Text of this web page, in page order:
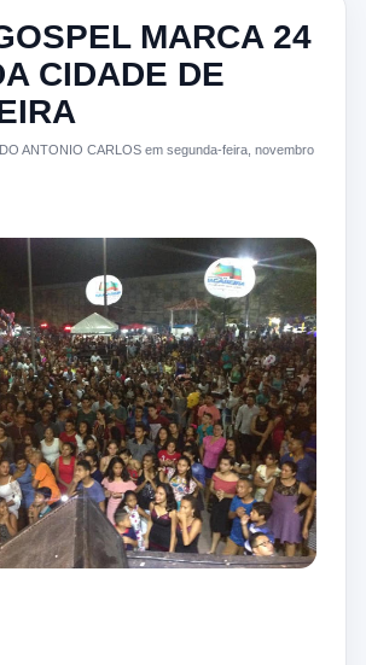
MARCA 24
CIDADE DE
ANTONIO CARLOS em segunda-feira, novembro